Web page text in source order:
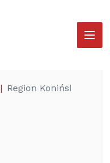
Region Koniński